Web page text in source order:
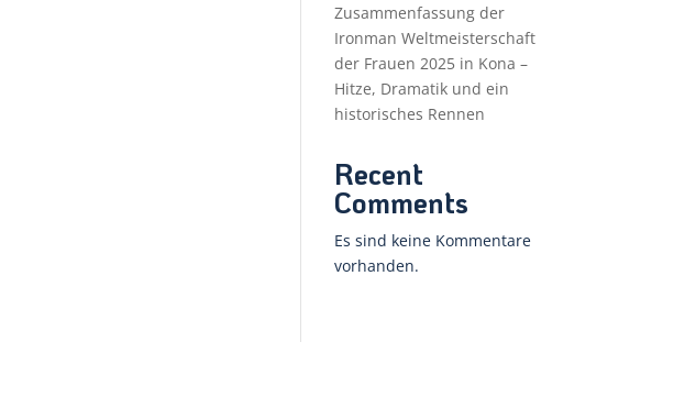
Zusammenfassung der
Ironman Weltmeisterschaft
der Frauen 2025 in Kona –
Hitze, Dramatik und ein
historisches Rennen
Recent
Comments
Es sind keine Kommentare
vorhanden.